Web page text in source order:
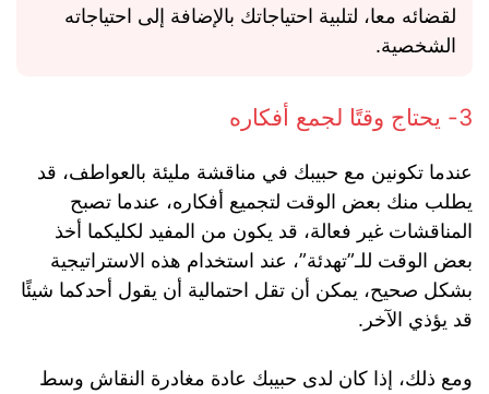
لقضائه معا، لتلبية احتياجاتك بالإضافة إلى احتياجاته
الشخصية.
3- يحتاج وقتًا لجمع أفكاره
عندما تكونين مع حبيبك في مناقشة مليئة بالعواطف، قد
يطلب منك بعض الوقت لتجميع أفكاره، عندما تصبح
المناقشات غير فعالة، قد يكون من المفيد لكليكما أخذ
بعض الوقت للـ”تهدئة”، عند استخدام هذه الاستراتيجية
بشكل صحيح، يمكن أن تقل احتمالية أن يقول أحدكما شيئًا
قد يؤذي الآخر.
ومع ذلك، إذا كان لدى حبيبك عادة مغادرة النقاش وسط